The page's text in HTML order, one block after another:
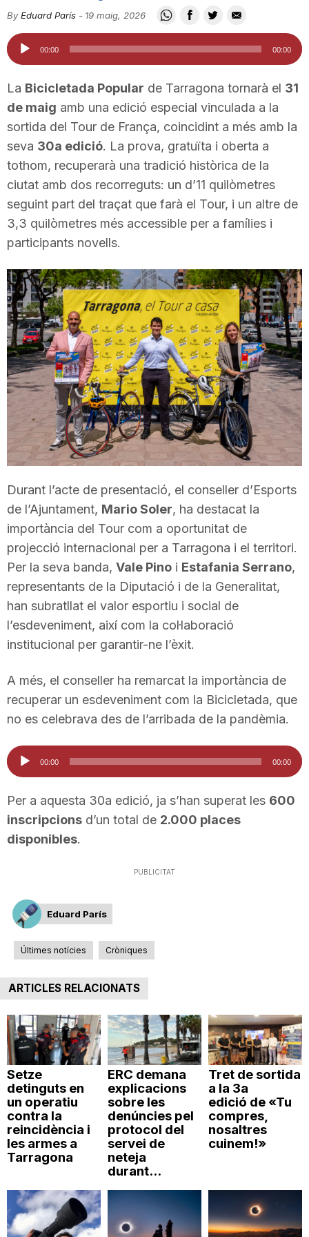
i
t
a
t
d
e
T
a
g
o
n
a
By Eduard París - 19 maig, 2026
Reproductor
d'àudio
00:00 00:00
La Bicicletada Popular de Tarragona tornarà el 31
de maig amb una edició especial vinculada a la
sortida del Tour de França, coincidint a més amb la
seva 30a edició. La prova, gratuïta i oberta a
tothom, recuperarà una tradició històrica de la
ciutat amb dos recorreguts: un d’11 quilòmetres
seguint part del traçat que farà el Tour, i un altre de
3,3 quilòmetres més accessible per a famílies i
participants novells.
Durant l’acte de presentació, el conseller d’Esports
de l’Ajuntament, Mario Soler, ha destacat la
importància del Tour com a oportunitat de
projecció internacional per a Tarragona i el territori.
Per la seva banda, Vale Pino i Estafania Serrano,
representants de la Diputació i de la Generalitat,
han subratllat el valor esportiu i social de
l’esdeveniment, així com la col·laboració
institucional per garantir-ne l’èxit.
A més, el conseller ha remarcat la importància de
recuperar un esdeveniment com la Bicicletada, que
no es celebrava des de l’arribada de la pandèmia.
Reproductor
d'àudio
00:00 00:00
Per a aquesta 30a edició, ja s’han superat les 600
inscripcions d’un total de 2.000 places
disponibles.
PUBLICITAT
Eduard París
Últimes notícies Cròniques
ARTICLES RELACIONATS
Setze
detinguts en
un operatiu
contra la
reincidència i
les armes a
Tarragona
ERC demana
explicacions
sobre les
denúncies pel
protocol del
servei de
neteja
durant...
Tret de sortida
a la 3a
edició de «Tu
compres,
nosaltres
cuinem!»